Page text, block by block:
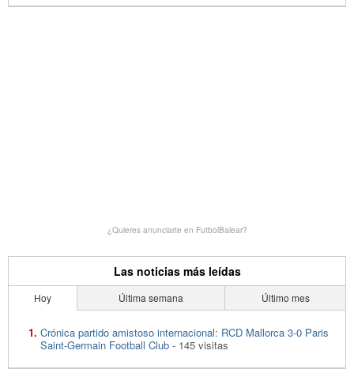
¿Quieres anunciarte en FutbolBalear?
Las noticias más leídas
Hoy Última semana Último mes
Crónica partido amistoso internacional: RCD Mallorca 3-0 Paris
Saint-Germain Football Club - 145 visitas